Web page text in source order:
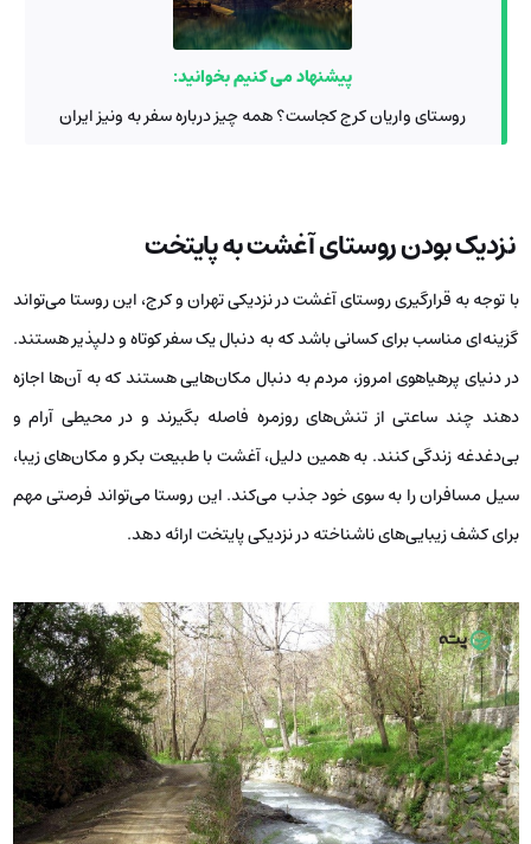
پیشنهاد می کنیم بخوانید:
روستای واریان کرج کجاست؟ همه چیز درباره سفر به ونیز ایران
نزدیک بودن روستای آغشت به پایتخت
با توجه به قرارگیری روستای آغشت در نزدیکی تهران و کرج، این روستا می‌تواند
گزینه‌ای مناسب برای کسانی باشد که به دنبال یک سفر کوتاه و دلپذیر هستند.
در دنیای پرهیاهوی امروز، مردم به ‌دنبال مکان‌هایی هستند که به آن‌ها اجازه
دهند چند ساعتی از تنش‌های روزمره فاصله بگیرند و در محیطی آرام و
بی‌دغدغه زندگی کنند. به همین دلیل، آغشت با طبیعت بکر و مکان‌های زیبا،
سیل مسافران را به سوی خود جذب می‌کند. این روستا می‌تواند فرصتی مهم
برای کشف زیبایی‌های ناشناخته در نزدیکی پایتخت ارائه دهد.